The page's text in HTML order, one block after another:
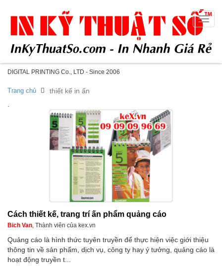
DIGITAL PRINTING Co., LTD - Since 2006
Toggle
Trang chủ thiết kế in ấn
.
Cách thiết kế, trang trí ấn phẩm quảng cáo
Bich Van, Thành viên của kex.vn
Quảng cáo là hình thức tuyên truyền để thực hiện việc giới thiệu
thông tin về sản phẩm, dịch vụ, công ty hay ý tưởng, quảng cáo là
hoạt động truyền t...